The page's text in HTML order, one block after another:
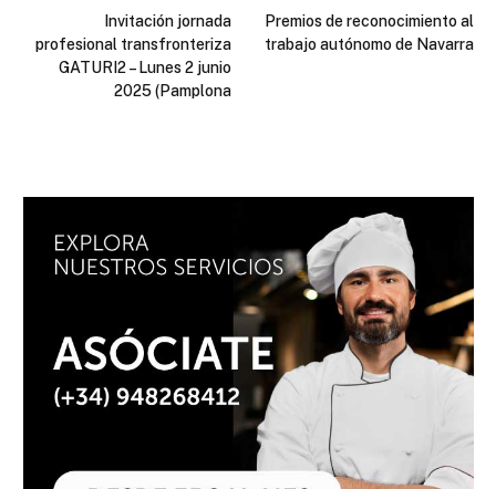
Invitación jornada
profesional transfronteriza
GATURI2 – Lunes 2 junio
2025 (Pamplona
Premios de reconocimiento al
trabajo autónomo de Navarra